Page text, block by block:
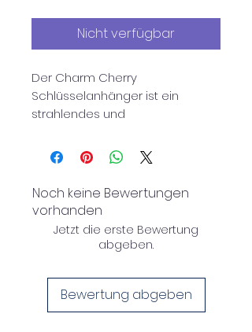
Nicht verfügbar
Der Charm Cherry
Schlüsselanhänger ist ein
strahlendes und
perfekt für alle, die ihrem Stil
gerne einen Hauch von Süße
und Farbe verleihen.
Mit seinem von Kirschen
inspirierten Design bringt dieser
Frische, wo immer Sie hingehen.
Hergestellt aus hochwertigen
Noch keine Bewertungen
vorhanden
Jetzt die erste Bewertung
abgeben.
Bewertung abgeben